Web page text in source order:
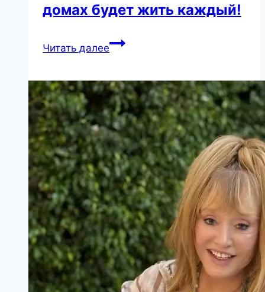
домах будет жить каждый!
Читать далееДом
будущего.
Скоро
в
таких
домах
будет
жить
каждый!